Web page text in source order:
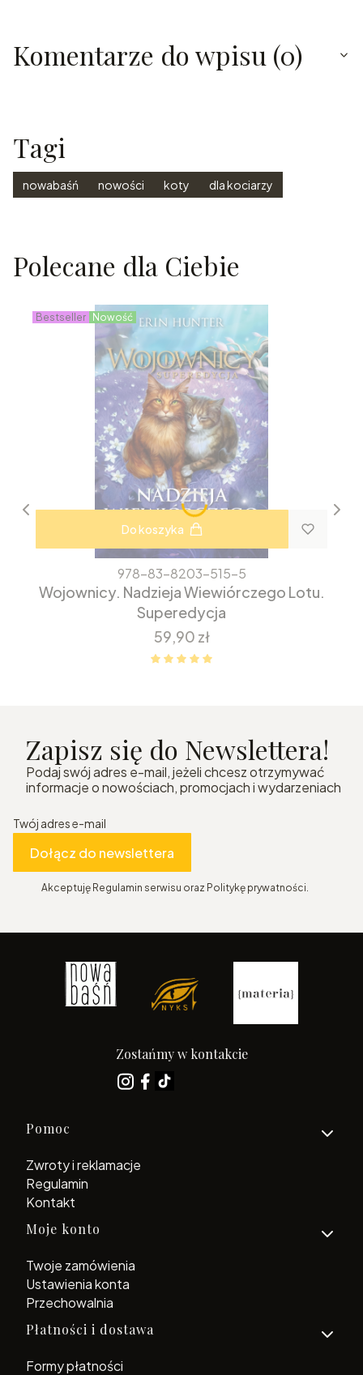
Komentarze do wpisu (0)
Tagi
nowabaśń nowości koty dla kociarzy
Polecane dla Ciebie
Bestseller Nowość
Do koszyka
978-83-8203-515-5
Wojownicy. Nadzieja Wiewiórczego Lotu.
Superedycja
Cena
59,90 zł
Zapisz się do Newslettera!
Podaj swój adres e-mail, jeżeli chcesz otrzymywać
informacje o nowościach, promocjach i wydarzeniach
Twój adres e-mail
Dołącz do newslettera
Akceptuję Regulamin serwisu oraz Politykę prywatności.
Zostańmy w kontakcie
Linki w stopce
Pomoc
Zwroty i reklamacje
Regulamin
Kontakt
Moje konto
Twoje zamówienia
Ustawienia konta
Przechowalnia
Płatności i dostawa
Formy płatności